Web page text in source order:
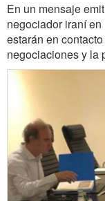
En un mensaje
negociador iraní
estarán en
negociaciones y la